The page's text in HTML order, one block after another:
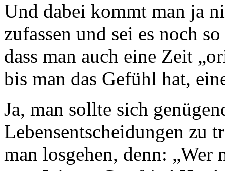
Und dabei kommt man ja
zufassen und sei es noch
dass man auch eine Zeit
bis man das Gefühl hat,
Ja, man sollte sich
Lebensentscheidungen zu
man losgehen, denn: